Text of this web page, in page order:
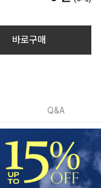
바로구매
Q&A